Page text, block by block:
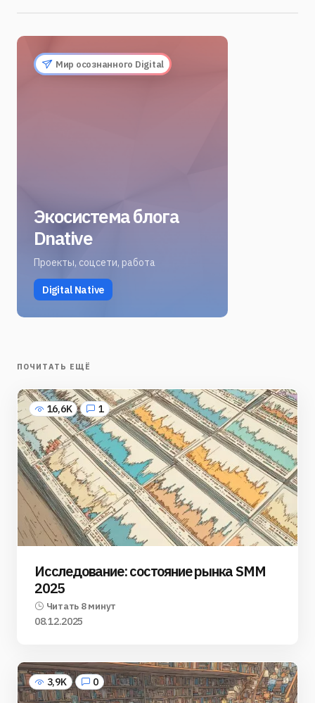
Мир осознанного Digital
Экосистема блога
Dnative
Проекты, соцсети, работа
Digital Native
ПОЧИТАТЬ ЕЩЁ
16,6K 1
Исследование: состояние рынка SMM
2025
Читать 8 минут
08.12.2025
3,9K 0